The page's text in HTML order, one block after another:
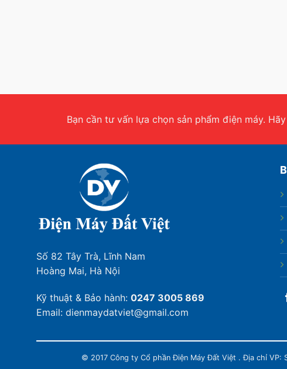
Bạn cần tư vấn lựa chọn sản phẩm điện máy.
Số 82 Tây Trà, Lĩnh Nam
Hoàng Mai, Hà Nội
Kỹ thuật & Bảo hành: 0247 3005 869
Email: dienmaydatviet@gmail.com
© 2017 Công ty Cổ phần Điện Máy Đất Việt . Địa chỉ VP: